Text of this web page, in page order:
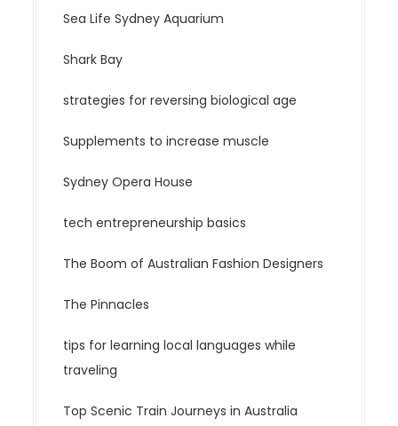
Sea Life Sydney Aquarium
Shark Bay
strategies for reversing biological age
Supplements to increase muscle
Sydney Opera House
tech entrepreneurship basics
The Boom of Australian Fashion Designers
The Pinnacles
tips for learning local languages while
traveling
Top Scenic Train Journeys in Australia